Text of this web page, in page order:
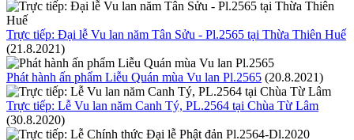
Trực tiếp: Đại lễ Vu lan năm Tân Sửu - Pl.2565 tại Thừa Thiên Huế
(21.8.2021)
Phát hành ấn phẩm Liễu Quán mùa Vu lan Pl.2565 (20.8.2021)
Trực tiếp: Lễ Vu lan năm Canh Tý, PL.2564 tại Chùa Từ Lâm
(30.8.2020)